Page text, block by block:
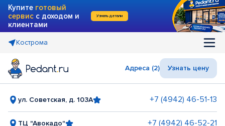
Купите готовый
сервис с доходом и
клиентами
Узнать детали
Кострома
Адреса (2) Узнать цену
ул. Советская, д. 103А +7 (4942) 46-51-13
ТЦ "Авокадо" +7 (4942) 46-52-21